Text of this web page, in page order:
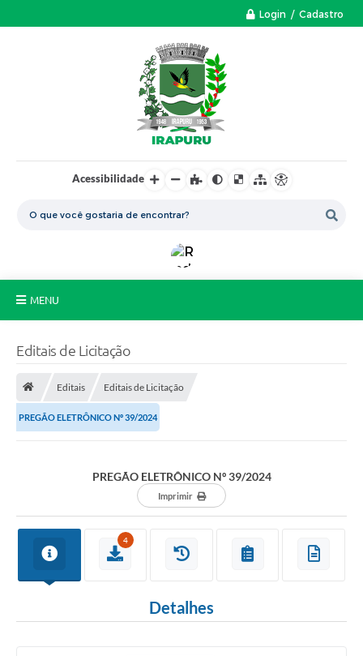
Login / Cadastro
Acessibilidade
MENU
Legislação
Contratos
Ouvidoria
Arquivos para Download
Editais de Licitação
Editais Editais de Licitação
PREGÃO ELETRÔNICO Nº 39/2024
PREGÃO ELETRÔNICO Nº 39/2024
Imprimir
4
Detalhes